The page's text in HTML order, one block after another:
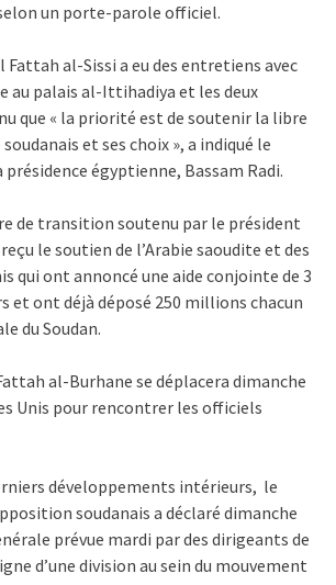
un porte-parole officiel.
Fattah al-Sissi a eu des entretiens avec
au palais al-Ittihadiya et les deux
que « la priorité est de soutenir la libre
et ses choix », a indiqué le
égyptienne, Bassam Radi.
de transition soutenu par le président
le soutien de l’Arabie saoudite et des
qui ont annoncé une aide conjointe de 3
et ont déjà déposé 250 millions chacun
du Soudan.
al-Burhane se déplacera dimanche
Unis pour rencontrer les officiels
développements intérieurs, le
soudanais a déclaré dimanche
prévue mardi par des dirigeants de
d’une division au sein du mouvement